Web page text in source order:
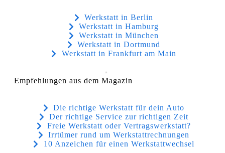
Werkstatt in Berlin
Werkstatt in Hamburg
Werkstatt in München
Werkstatt in Dortmund
Werkstatt in Frankfurt am Main
Empfehlungen aus dem Magazin
Die richtige Werkstatt für dein Auto
Der richtige Service zur richtigen Zeit
Freie Werkstatt oder Vertragswerkstatt?
Irrtümer rund um Werkstattrechnungen
10 Anzeichen für einen Werkstattwechsel